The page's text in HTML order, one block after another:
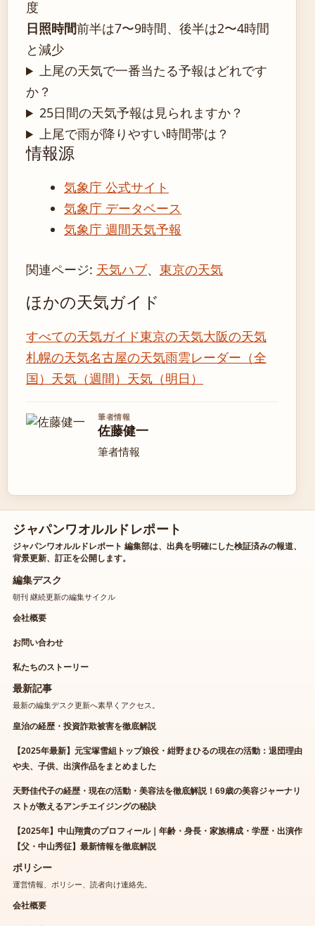
度
日照時間前半は7〜9時間、後半は2〜4時間
と減少
上尾の天気で一番当たる予報はどれです
か？
25日間の天気予報は見られますか？
上尾で雨が降りやすい時間帯は？
情報源
気象庁 公式サイト
気象庁 データベース
気象庁 週間天気予報
関連ページ: 天気ハブ、 東京の天気
ほかの天気ガイド
すべての天気ガイド東京の天気大阪の天気
札幌の天気名古屋の天気雨雲レーダー（全
国） 天気（週間） 天気（明日）
筆者情報
佐藤健一
筆者情報
ジャパンワオルルドレポート
ジャパンワオルルドレポート 編集部は、出典を明確にした検証済みの報道、
背景更新、訂正を公開します。
編集デスク
朝刊 継続更新の編集サイクル
会社概要
お問い合わせ
私たちのストーリー
最新記事
最新の編集デスク更新へ素早くアクセス。
皇治の経歴・投資詐欺被害を徹底解説
【2025年最新】元宝塚雪組トップ娘役・紺野まひるの現在の活動：退団理由
や夫、子供、出演作品をまとめました
天野佳代子の経歴・現在の活動・美容法を徹底解説！69歳の美容ジャーナリ
ストが教えるアンチエイジングの秘訣
【2025年】中山翔貴のプロフィール｜年齢・身長・家族構成・学歴・出演作
【父・中山秀征】最新情報を徹底解説
ポリシー
運営情報、ポリシー、読者向け連絡先。
会社概要